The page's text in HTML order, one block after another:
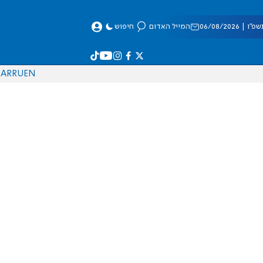
08/2026 המייל האדום חיפוש
EN
RU
AR